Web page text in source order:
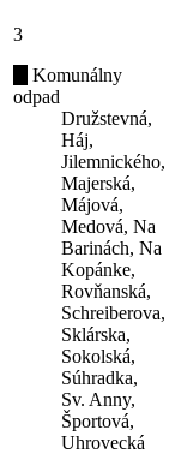
3
Komunálny
odpad
Družstevná,
Háj,
Jilemnického,
Majerská,
Májová,
Medová, Na
Barinách, Na
Kopánke,
Rovňanská,
Schreiberova,
Sklárska,
Sokolská,
Súhradka,
Sv. Anny,
Športová,
Uhrovecká